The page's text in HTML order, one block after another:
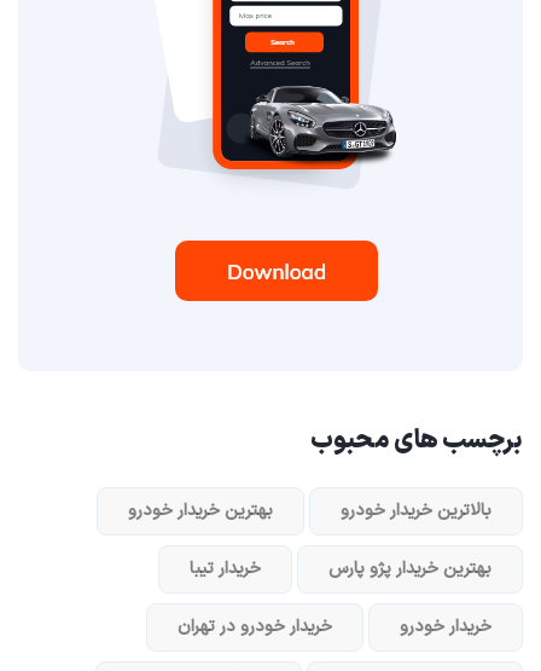
برچسب های محبوب
بالاترین خریدار خودرو بهترین خریدار خودرو
بهترین خریدار پژو پارس خریدار تیبا
خریدار خودرو خریدار خودرو در تهران